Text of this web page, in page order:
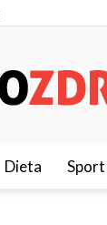
Dieta Sport